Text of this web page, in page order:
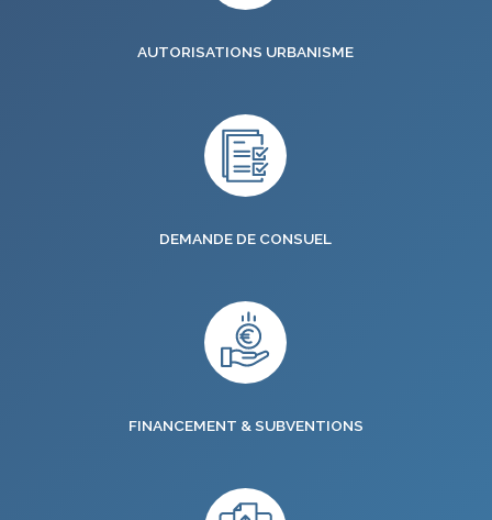
AUTORISATIONS URBANISME
DEMANDE DE CONSUEL
FINANCEMENT & SUBVENTIONS